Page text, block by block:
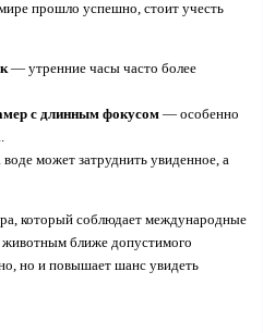
прошло успешно, стоит учесть
— утренние часы часто более
с длинным фокусом— особенно
может затруднить увиденное, а
который соблюдает международные
животным ближе допустимого
но и повышает шанс увидеть